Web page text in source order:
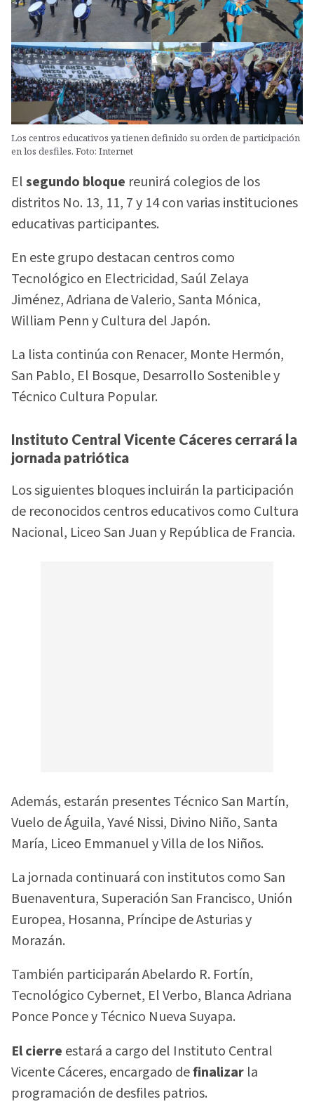
Los centros educativos ya tienen definido su orden de participación
en los desfiles. Foto: Internet
Elsegundo bloque reunirá colegios de los
distritos No. 13, 11, 7 y 14 con varias instituciones
educativas participantes.
En este grupo destacan centros como
Tecnológico en Electricidad, Saúl Zelaya
Jiménez, Adriana de Valerio, Santa Mónica,
William Penn y Cultura del Japón.
La lista continúa con Renacer, Monte Hermón,
San Pablo, El Bosque, Desarrollo Sostenible y
Técnico Cultura Popular.
Instituto Central Vicente Cáceres cerrará la
jornada patriótica
Los siguientes bloques incluirán la participación
de reconocidos centros educativos como Cultura
Nacional, Liceo San Juan y República de Francia.
Además, estarán presentes Técnico San Martín,
Vuelo de Águila, Yavé Nissi, Divino Niño, Santa
María, Liceo Emmanuel y Villa de los Niños.
La jornada continuará con institutos como San
Buenaventura, Superación San Francisco, Unión
Europea, Hosanna, Príncipe de Asturias y
Morazán.
También participarán Abelardo R. Fortín,
Tecnológico Cybernet, El Verbo, Blanca Adriana
Ponce Ponce y Técnico Nueva Suyapa.
El cierre estará a cargo del Instituto Central
Vicente Cáceres, encargado definalizar la
programación de desfiles patrios.